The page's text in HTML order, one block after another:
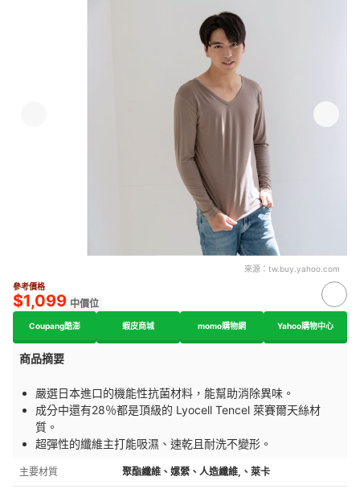
來源： tw.buy.yahoo.com
參考價格
$1,099 中價位
Coupang酷澎 蝦皮商城 momo購物網 Yahoo購物中心
商品摘要
嚴選日本進口的機能性抗菌材料，能幫助消除異味。
成分中還有28％都是頂級的 Lyocell Tencel 萊賽爾天絲材
質。
超彈性的纖維主打能吸濕、速乾且耐洗不變形。
主要材質 聚酯纖維、嫘縈、人造纖維,、萊卡